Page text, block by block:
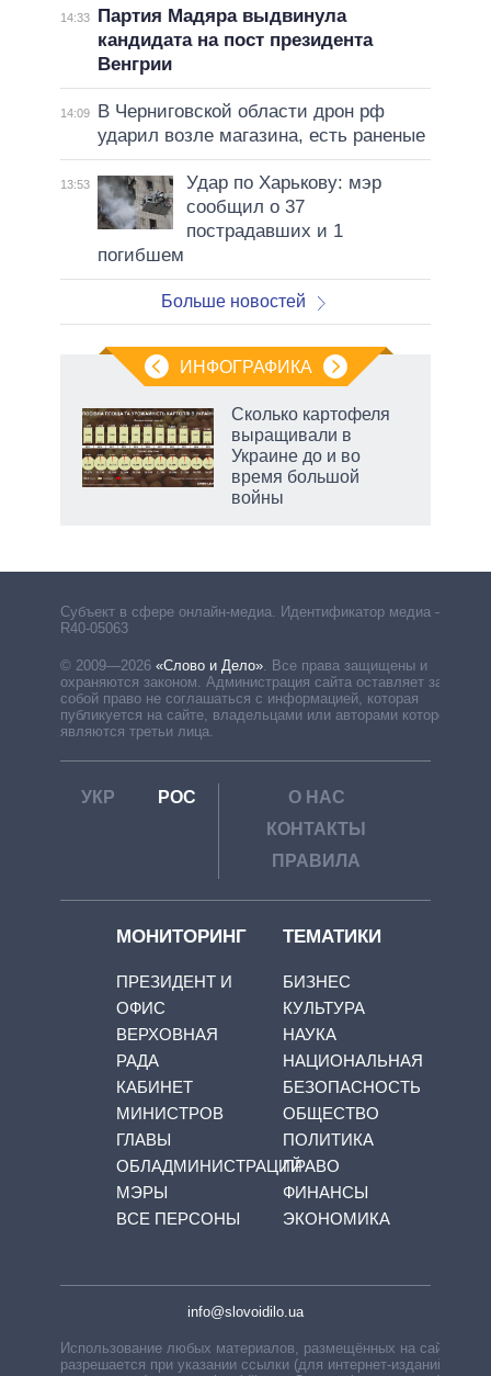
14:33
Партия Мадяра выдвинула
кандидата на пост президента
Венгрии
14:09
В Черниговской области дрон рф
ударил возле магазина, есть раненые
13:53
Удар по Харькову: мэр
сообщил о 37
пострадавших и 1
погибшем
Больше новостей
ИНФОГРАФИКА
Сколько картофеля
выращивали в
Украине до и во
время большой
войны
Субъект в сфере онлайн-медиа. Идентификатор медиа –
R40-05063
© 2009—2026 «Слово и Дело». Все права защищены и
охраняются законом. Администрация сайта оставляет за
собой право не соглашаться с информацией, которая
публикуется на сайте, владельцами или авторами которой
являются третьи лица.
УКР РОС
О НАС
КОНТАКТЫ
ПРАВИЛА
МОНИТОРИНГ
ПРЕЗИДЕНТ И
ОФИС
ВЕРХОВНАЯ
РАДА
КАБИНЕТ
МИНИСТРОВ
ГЛАВЫ
ОБЛАДМИНИСТРАЦИЙ
МЭРЫ
ВСЕ ПЕРСОНЫ
ТЕМАТИКИ
БИЗНЕС
КУЛЬТУРА
НАУКА
НАЦИОНАЛЬНАЯ
БЕЗОПАСНОСТЬ
ОБЩЕСТВО
ПОЛИТИКА
ПРАВО
ФИНАНСЫ
ЭКОНОМИКА
info@slovoidilo.ua
Использование любых материалов, размещённых на сайте,
разрешается при указании ссылки (для интернет-изданий —